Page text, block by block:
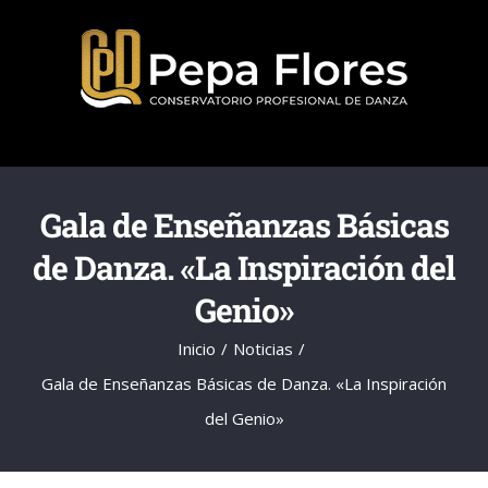
Gala de Enseñanzas Básicas
de Danza. «La Inspiración del
Genio»
Inicio
Noticias
Gala de Enseñanzas Básicas de Danza. «La Inspiración
del Genio»